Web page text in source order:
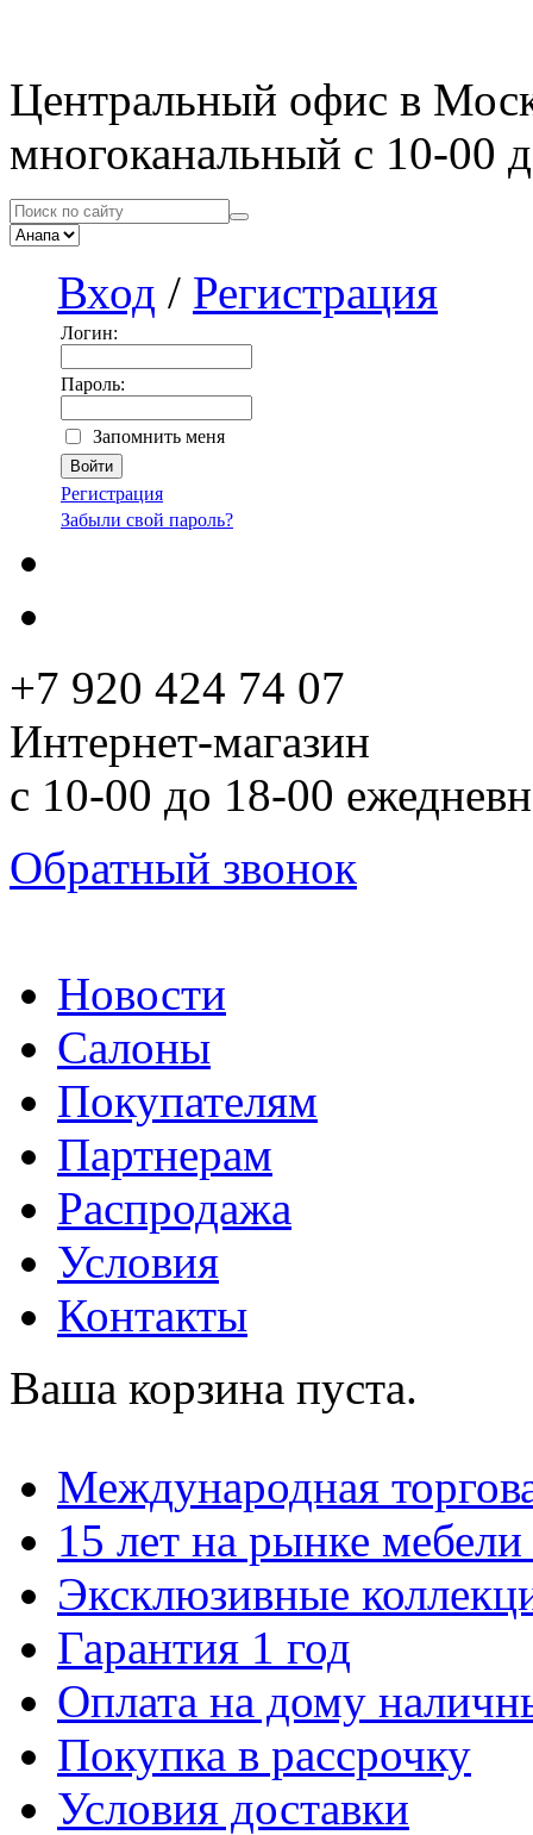
Центральный офис в
многоканальный с 10-00
Вход / Регистрация
Логин:
Пароль:
Запомнить меня
Регистрация
Забыли свой пароль?
+7 920 424 74 07
Интернет-магазин
с 10-00 до 18-00
Обратный звонок
Новости
Салоны
Покупателям
Партнерам
Распродажа
Условия
Контакты
Ваша корзина пуста.
Международная
15 лет на рынке
Эксклюзивные
Гарантия 1 год
Оплата на дому
Покупка в рассрочку
Условия доставки